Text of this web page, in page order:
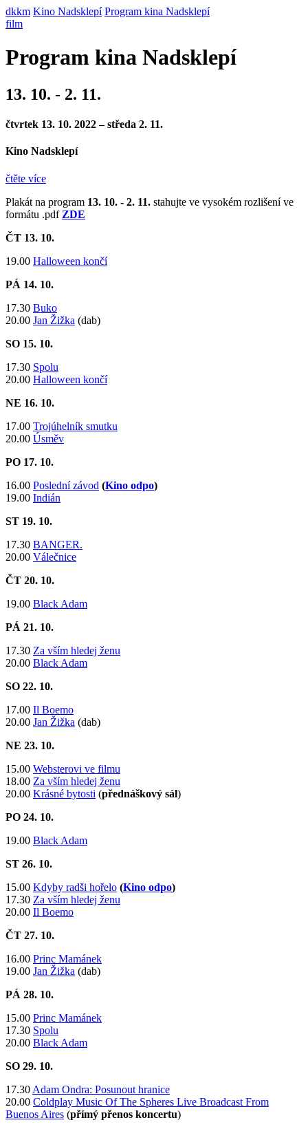
dkkm Kino Nadsklepí Program kina Nadsklepí
film
Program kina Nadsklepí
13. 10. - 2. 11.
čtvrtek 13. 10. 2022 – středa 2. 11.
Kino Nadsklepí
čtěte více
Plakát na program 13. 10. - 2. 11. stahujte ve vysokém rozlišení ve
formátu .pdf ZDE
ČT 13. 10.
19.00 Halloween končí
PÁ 14. 10.
17.30 Buko
20.00 Jan Žižka (dab)
SO 15. 10.
17.30 Spolu
20.00 Halloween končí
NE 16. 10.
17.00 Trojúhelník smutku
20.00 Úsměv
PO 17. 10.
16.00 Poslední závod (Kino odpo)
19.00 Indián
ST 19. 10.
17.30 BANGER.
20.00 Válečnice
ČT 20. 10.
19.00 Black Adam
PÁ 21. 10.
17.30 Za vším hledej ženu
20.00 Black Adam
SO 22. 10.
17.00 Il Boemo
20.00 Jan Žižka (dab)
NE 23. 10.
15.00 Websterovi ve filmu
18.00 Za vším hledej ženu
20.00 Krásné bytosti (přednáškový sál)
PO 24. 10.
19.00 Black Adam
ST 26. 10.
15.00 Kdyby radši hořelo (Kino odpo)
17.30 Za vším hledej ženu
20.00 Il Boemo
ČT 27. 10.
16.00 Princ Mamánek
19.00 Jan Žižka (dab)
PÁ 28. 10.
15.00 Princ Mamánek
17.30 Spolu
20.00 Black Adam
SO 29. 10.
17.30 Adam Ondra: Posunout hranice
20.00 Coldplay Music Of The Spheres Live Broadcast From
Buenos Aires (přímý přenos koncertu)